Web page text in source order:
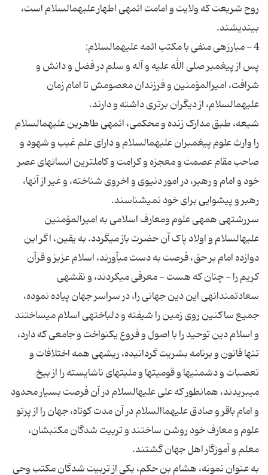
روح شریعت که ولایت و امامت ائمه‏ی اطهار علیهم‏السلام است،
پس از پیغمبر صلی الله علیه و آله و سلم در فضل و دانش و
شرافت، امیرالمۆمنین و فرزندان معصومش تا امام زمان
شیعه، طبق مدارک زنده و محکمی، ائمه‏ی طاهرین علیهم‏السلام
را وارث علوم پیغمبران علیهم‏السلام و دارای علم غیب و شهود و
صاحب مقام عصمت و معجزه و کرامت و کامل‏ترین انسانهای عصر
خود و امام و رهبر، در امور دنیوی و اخروی شناخته، و غیر از آنها،
سررشته‏ی همه‏ی علوم ومعارف اسلامی به امیرالمۆمنین
علیه‏السلام و اولاد پاک آن حضرت باز می‏گردد. به یقین، اگر این
دوازده امام بر حق، فرصت به دست می‏آورند، اسلام عزیز و قرآن
کریم را - چنان که هست - معرفی می‏کردند، و نقشه‏ی
سعادتمندانه‏ی این دین جهانی را، در سراسر جهان پیاده نموده،
جمیع ساکنین روی زمین را شیفته و دلباخته‏ی اسلام می‏ساختند
و اسلام دین توحید را با اصول و فروع یکنواخت و جامعی که دارد،
تنها قانون و برنامه بشریت گردانیده، ریشه‏ی همه اختلافات و
تعصبات و دشمنی‏ها و قومیت‏ها و ملیت‏های ناشایسته را از بیخ
می‏بریدند، همانطور که علی علیه‏السلام در آن فرصت بسیار محدود
و امام باقر و صادق علیهماالسلام در آن مدت کوتاه، جهان را از پرتو
علوم و معارف خود روشن ساختند و تربیت شدگان مکتبشان،
به عنوان نمونه، هشام بن حکم، یکی از تربیت شدگان مکتب وحی